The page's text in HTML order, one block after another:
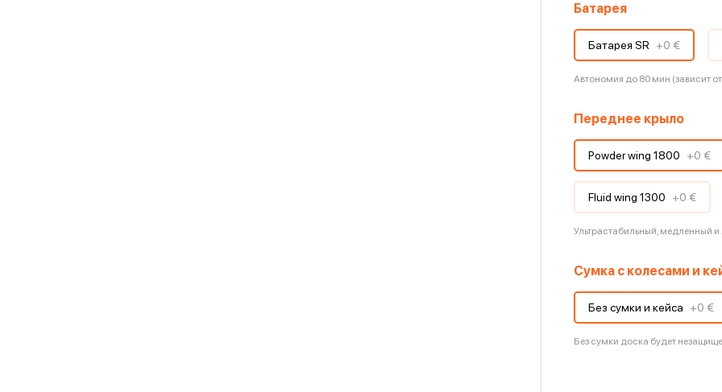
Батарея
Батарея SR +0 €
Автономия до 80 мин (зависит
Переднее крыло
Powder wing 1800 +0 €
Fluid wing 1300 +0 €
Ультрастабильный, медленный
Сумка с колесами и
Без сумки и кейса +0 €
Без сумки доска будет